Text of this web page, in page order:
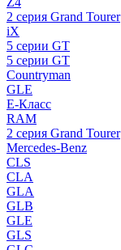
2 серия Grand Tourer
iX
5 серии GT
5 серии GT
Countryman
GLE
E-Класс
RAM
2 серия Grand Tourer
Mercedes-Benz
CLS
CLA
GLA
GLB
GLE
GLS